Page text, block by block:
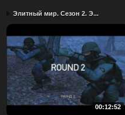
Элитный мир. Сезон 2. Э...
00:12:52